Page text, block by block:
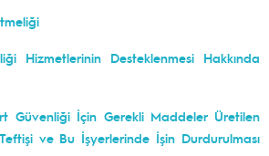
Hizmetlerinin Desteklenmesi Hakkında
Güvenliği İçin Gerekli Maddeler Üretilen
ve Bu İşyerlerinde İşin Durdurulması